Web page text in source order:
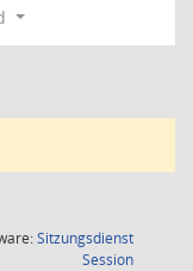
Sitzungsdienst
Session(Wird in